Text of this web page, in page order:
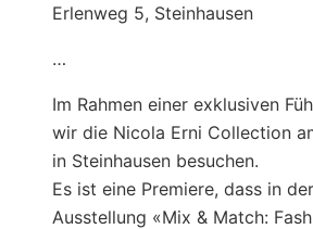
Erlenweg 5, Steinhausen
…
Im Rahmen einer exklusiven
wir die Nicola Erni Collection
in Steinhausen besuchen.
Es ist eine Premiere, dass in
Ausstellung «Mix & Match: